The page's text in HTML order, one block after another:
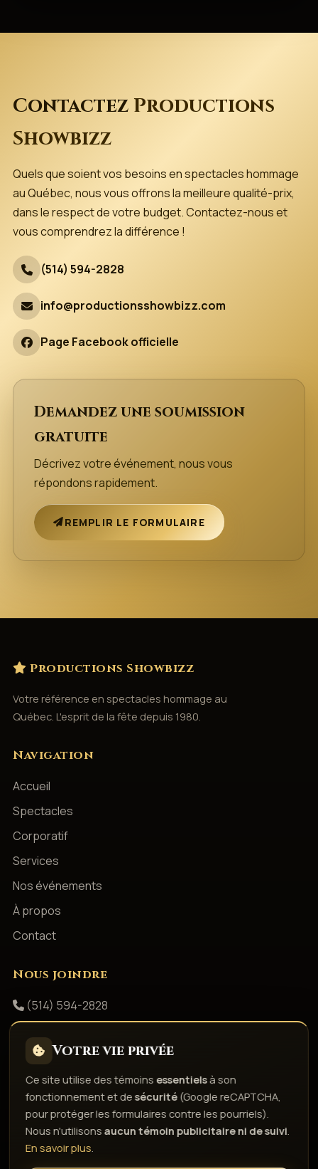
Contactez Productions
Showbizz
Quels que soient vos besoins en spectacles hommage
au Québec, nous vous offrons la meilleure qualité-prix,
dans le respect de votre budget. Contactez-nous et
vous comprendrez la différence !
(514) 594-2828
info@productionsshowbizz.com
Page Facebook officielle
Demandez une soumission
gratuite
Décrivez votre événement, nous vous
répondons rapidement.
REMPLIR LE FORMULAIRE
Productions Showbizz
Votre référence en spectacles hommage au
Québec. L'esprit de la fête depuis 1980.
Navigation
Accueil
Spectacles
Corporatif
Services
Nos événements
À propos
Contact
Nous joindre
(514) 594-2828
Facebook
Politique de confidentialité Conditions d'utilisation
Droits d'auteur & responsabilitéPolitique de témoins
Votre vie privée
Ce site utilise des témoinsessentielsà son
fonctionnement et desécurité (Google reCAPTCHA,
pour protéger les formulaires contre les pourriels).
Nous n'utilisonsaucun témoin publicitaire ni de suivi.
En savoir plus.